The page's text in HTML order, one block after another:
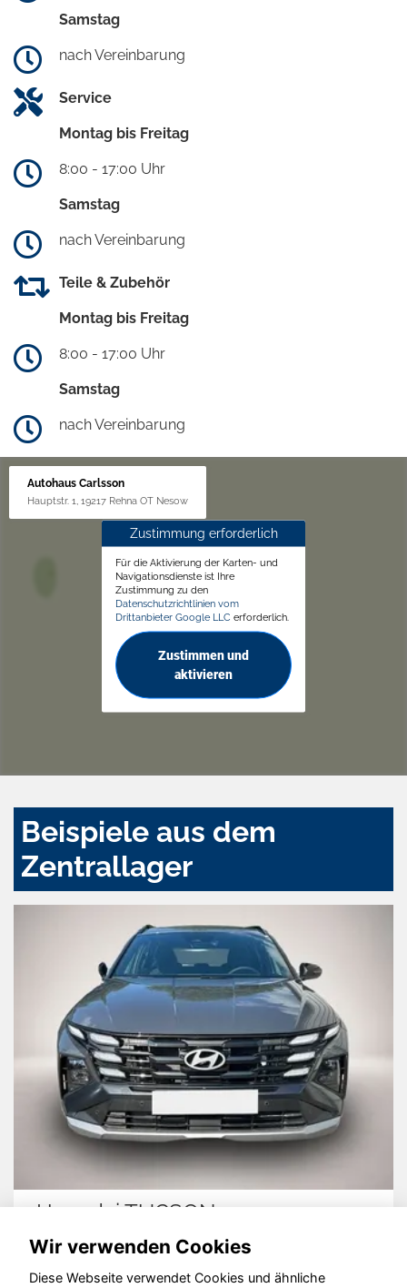
Samstag
nach Vereinbarung
Service
Montag bis Freitag
8:00 - 17:00 Uhr
Samstag
nach Vereinbarung
Teile & Zubehör
Montag bis Freitag
8:00 - 17:00 Uhr
Samstag
nach Vereinbarung
Autohaus Carlsson
Hauptstr. 1, 19217 Rehna OT Nesow
Zustimmung erforderlich
Für die Aktivierung der Karten- und
Navigationsdienste ist Ihre
Zustimmung zu den
Datenschutzrichtlinien vom
Drittanbieter Google LLC erforderlich.
Zustimmen und
aktivieren
Beispiele aus dem
Zentrallager
Hyundai TUCSON
Wir verwenden Cookies
Diese Webseite verwendet Cookies und ähnliche